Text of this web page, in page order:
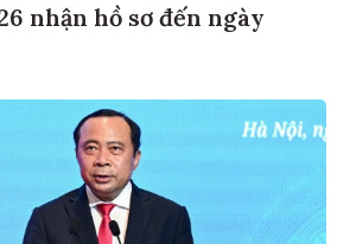
nhận hồ sơ đến ngày